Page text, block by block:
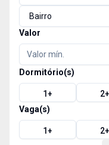
Bairro
Valor
Dormitório(s)
1+ 2+
Vaga(s)
1+ 2+